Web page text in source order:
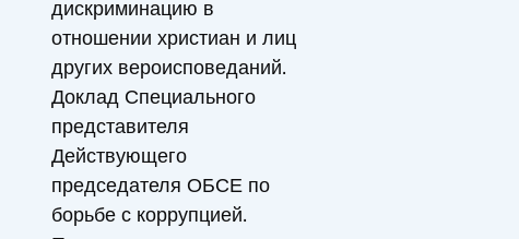
дискриминацию в
отношении христиан и лиц
других вероисповеданий.
Доклад Специального
представителя
Действующего
председателя ОБСЕ по
борьбе с коррупцией.